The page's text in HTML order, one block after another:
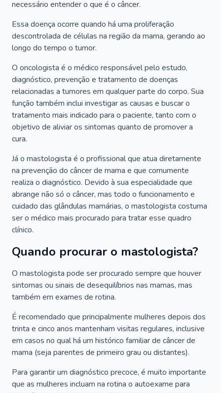
necessário entender o que é o câncer.
Essa doença ocorre quando há uma proliferação
descontrolada de células na região da mama, gerando ao
longo do tempo o tumor.
O oncologista é o médico responsável pelo estudo,
diagnóstico, prevenção e tratamento de doenças
relacionadas a tumores em qualquer parte do corpo. Sua
função também inclui investigar as causas e buscar o
tratamento mais indicado para o paciente, tanto com o
objetivo de aliviar os sintomas quanto de promover a
cura.
Já o mastologista é o profissional que atua diretamente
na prevenção do câncer de mama e que comumente
realiza o diagnóstico. Devido à sua especialidade que
abrange não só o câncer, mas todo o funcionamento e
cuidado das glândulas mamárias, o mastologista costuma
ser o médico mais procurado para tratar esse quadro
clínico.
Quando procurar o mastologista?
O mastologista pode ser procurado sempre que houver
sintomas ou sinais de desequilíbrios nas mamas, mas
também em exames de rotina.
É recomendado que principalmente mulheres depois dos
trinta e cinco anos mantenham visitas regulares, inclusive
em casos no qual há um histórico familiar de câncer de
mama (seja parentes de primeiro grau ou distantes).
Para garantir um diagnóstico precoce, é muito importante
que as mulheres incluam na rotina o autoexame para